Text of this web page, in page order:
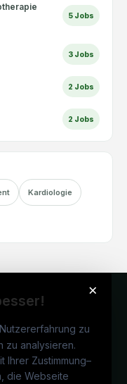
5 Jobs
3 Jobs
2 Jobs
2 Jobs
Kardiologie
×
Nutzererfahrung zu
zu analysieren.
Ihrer Zustimmung–
die Webseite